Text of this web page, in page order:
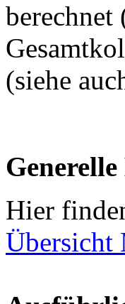
(siehe
Hier
Übersicht